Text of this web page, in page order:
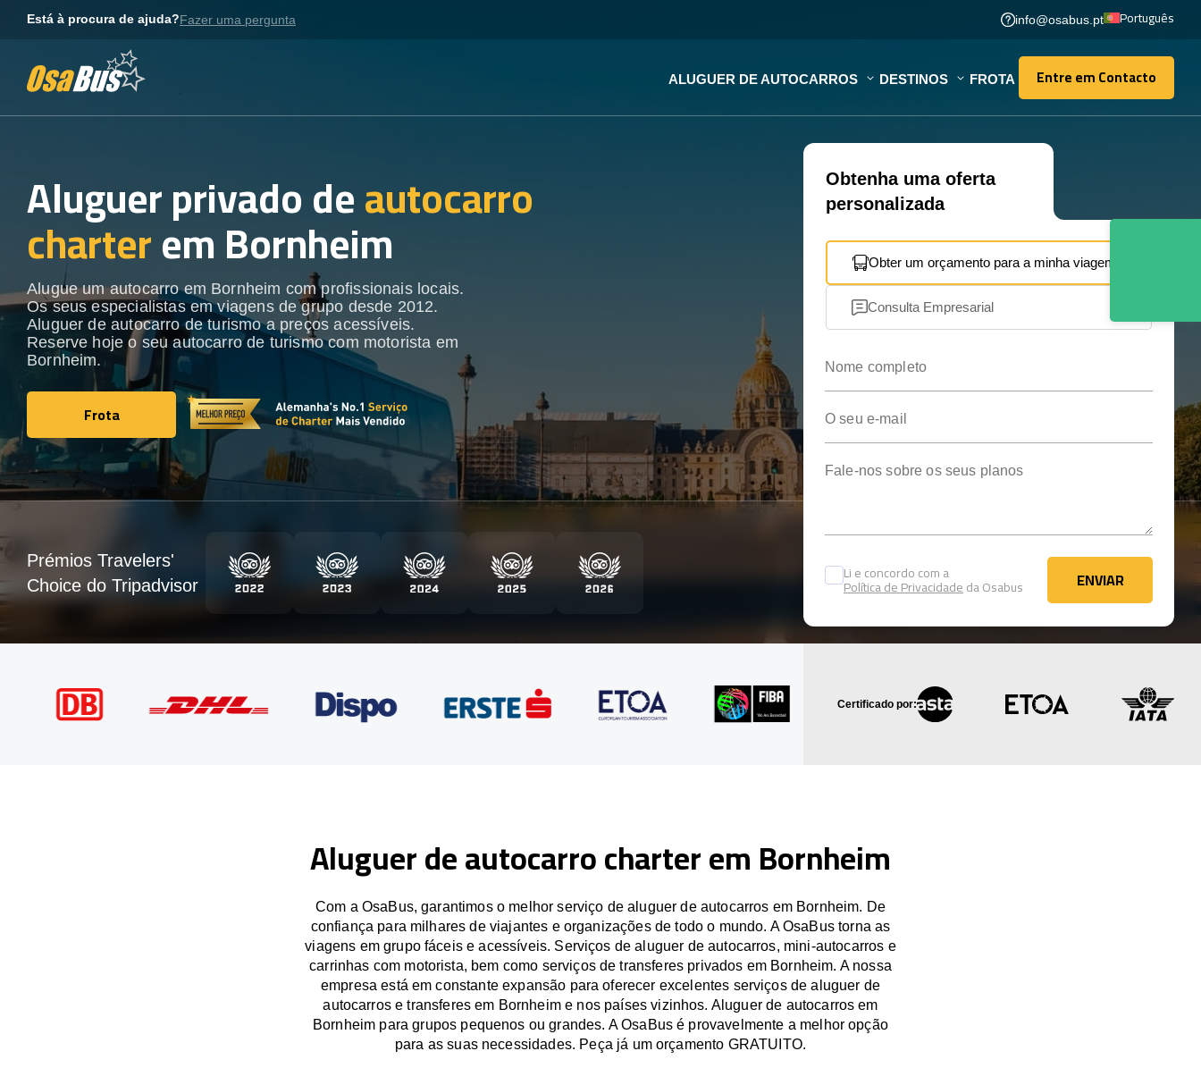
Está à procura de ajuda?Fazer uma pergunta info@osabus.pt Português
ALUGUER DE AUTOCARROS DESTINOS FROTA Entre em Contacto
Entre em Contacto
Aluguer privado deautocarro
charterem Bornheim
Alugue um autocarro em Bornheim com profissionais locais.
Os seus especialistas em viagens de grupo desde 2012.
Aluguer de autocarro de turismo a preços acessíveis.
Reserve hoje o seu autocarro de turismo com motorista em
Bornheim.
Frota
Frota
Obtenha uma oferta
personalizada
Obter um orçamento para a minha viagem
Consulta Empresarial
Li e concordo com a
Política de Privacidadeda Osabus ENVIAR
ENVIAR
Prémios Travelers'
Choice do Tripadvisor
Certificado por:
Aluguer de autocarro charter em Bornheim
Com a OsaBus, garantimos o melhor serviço de aluguer de autocarros em Bornheim. De
confiança para milhares de viajantes e organizações de todo o mundo. A OsaBus torna as
viagens em grupo fáceis e acessíveis. Serviços de aluguer de autocarros, mini-autocarros e
carrinhas com motorista, bem como serviços de transferes privados em Bornheim. A nossa
empresa está em constante expansão para oferecer excelentes serviços de aluguer de
autocarros e transferes em Bornheim e nos países vizinhos. Aluguer de autocarros em
Bornheim para grupos pequenos ou grandes. A OsaBus é provavelmente a melhor opção
para as suas necessidades. Peça já um orçamento GRATUITO.